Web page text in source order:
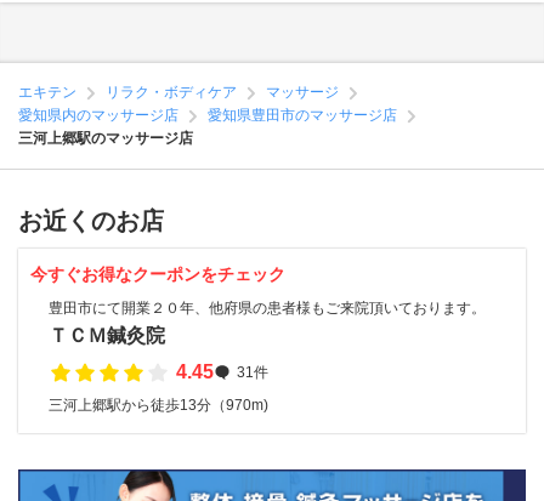
エキテン リラク・ボディケア
マッサージ
愛知県内のマッサージ店
愛知県豊田市のマッサージ店
三河上郷駅のマッサージ店
お近くのお店
今すぐお得なクーポンをチェック
豊田市にて開業２０年、他府県の患者様もご来院頂いております。
ＴＣＭ鍼灸院
4.45
31件
三河上郷駅から徒歩13分（970m)